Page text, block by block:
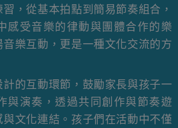
，從基本拍點到簡易節奏組合，
感受音樂的律動與團體合作的樂
樂互動，更是一種文化交流的方
的互動環節，鼓勵家長與孩子一
與演奏，透過共同創作與節奏遊
文化連結。孩子們在活動中不僅